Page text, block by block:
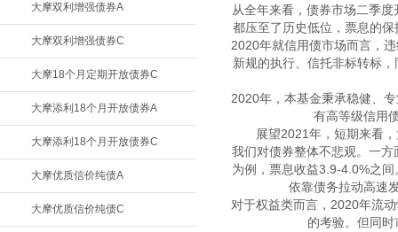
大摩双利增强债券A
大摩双利增强债券C
大摩18个月定期开放债券C
大摩添利18个月开放债券A
大摩添利18个月开放债券C
大摩优质信价纯债A
大摩优质信价纯债C
从全年来看，债券市场二季
都压至了历史低位，票息的
2020年就信用债市场而言，
新规的执行、信托非标转标
2020年，本基金秉承稳健、
有高等级信用
展望2021年，短期来看
我们对债券整体不悲观。一
为例，票息收益3.9-4.0%之
依靠债务拉动高速
对于权益类而言，2020年流
的考验。但同